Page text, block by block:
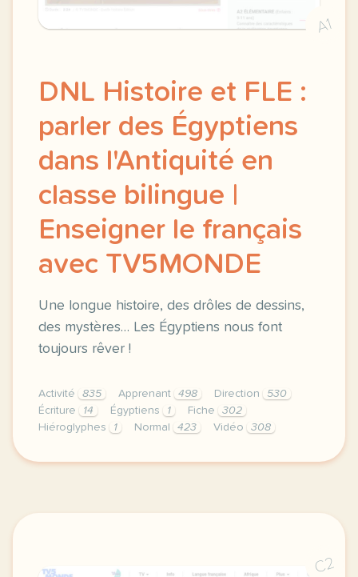
A1
DNL Histoire et FLE :
parler des Égyptiens
dans l'Antiquité en
classe bilingue |
Enseigner le français
avec TV5MONDE
Une longue histoire, des drôles de dessins,
des mystères… Les Égyptiens nous font
toujours rêver !
Activité 835 Apprenant 498 Direction
530
Écriture
14 Égyptiens 1 Fiche
302
Hiéroglyphes
1 Normal 423 Vidéo 308
didomi host didomi components button cursor
C2